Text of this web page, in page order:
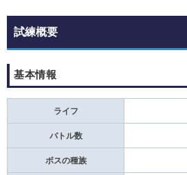
試練概要
基本情報
ライフ
バトル数
ボスの種族